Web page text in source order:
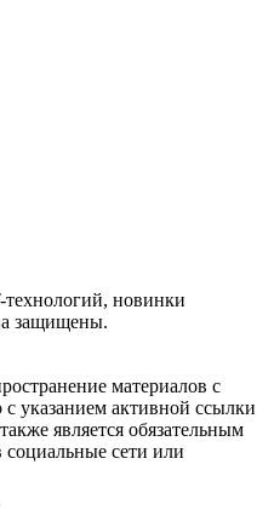
новинки
защищены.
материалов с
с указанием активной ссылки
является обязательным
сети или